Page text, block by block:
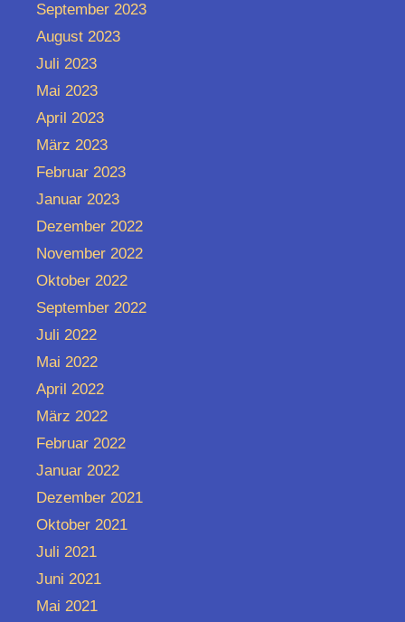
September 2023
August 2023
Juli 2023
Mai 2023
April 2023
März 2023
Februar 2023
Januar 2023
Dezember 2022
November 2022
Oktober 2022
September 2022
Juli 2022
Mai 2022
April 2022
März 2022
Februar 2022
Januar 2022
Dezember 2021
Oktober 2021
Juli 2021
Juni 2021
Mai 2021